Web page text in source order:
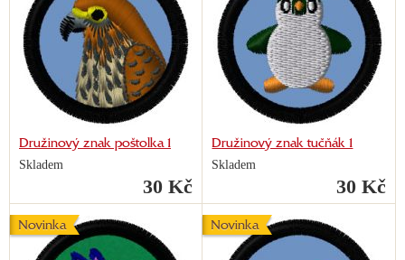
Družinový znak poštolka 1
Skladem
30 Kč
Družinový znak tučňák 1
Skladem
30 Kč
Novinka Novinka